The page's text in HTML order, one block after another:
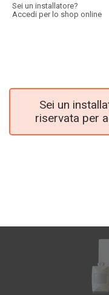
Sei un installatore?
Accedi per lo shop online
Sei un
riservata per